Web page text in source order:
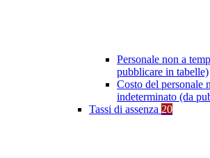
Personale non a
pubblicare in tabelle)
Costo del personale
indeterminato (da
Tassi di assenza 20